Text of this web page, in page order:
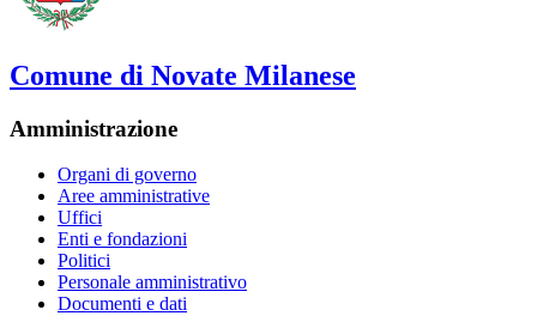
Comune di Novate Milanese
Amministrazione
Organi di governo
Aree amministrative
Uffici
Enti e fondazioni
Politici
Personale amministrativo
Documenti e dati